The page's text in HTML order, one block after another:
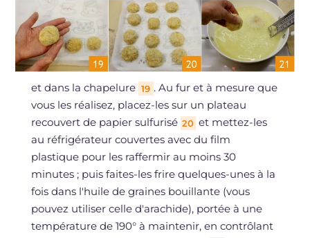
et dans la chapelure 19 . Au fur et à mesure que
vous les réalisez, placez-les sur un plateau
recouvert de papier sulfurisé 20 et mettez-les
au réfrigérateur couvertes avec du film
plastique pour les raffermir au moins 30
minutes ; puis faites-les frire quelques-unes à la
fois dans l'huile de graines bouillante (vous
pouvez utiliser celle d'arachide), portée à une
température de 190° à maintenir, en contrôlant